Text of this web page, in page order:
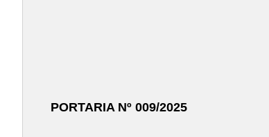
PORTARIA Nº 009/2025